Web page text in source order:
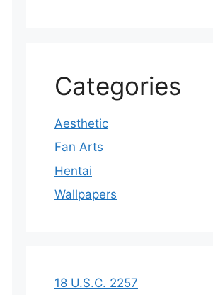
Categories
Aesthetic
Fan Arts
Hentai
Wallpapers
18 U.S.C. 2257